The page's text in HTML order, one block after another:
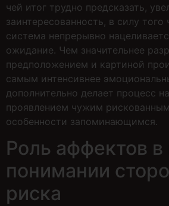
чей итог трудно предсказать,
заинтересованность, в силу того
система непрерывно
ожидание. Чем значительнее
предположением и картиной
самым интенсивнее
дополнительно делает процесс
проявлением чужим
особенности запоминающимся.
Роль аффектов
понимании
риска